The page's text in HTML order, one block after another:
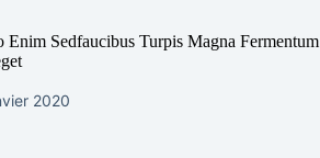
Enim Sedfaucibus Turpis Magna Fermentum
2020